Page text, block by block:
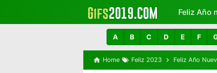
Feliz Año
Más
A B C D E F
Home Feliz 2023 Feliz Año